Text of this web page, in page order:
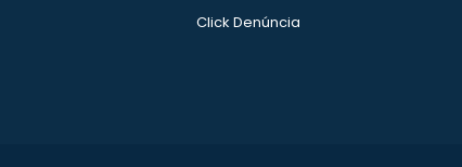
Click Denúncia